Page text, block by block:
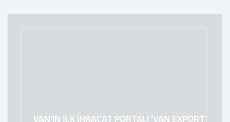
VAN'IN İLK İHRACAT PORTALI 'VAN EXPORT'